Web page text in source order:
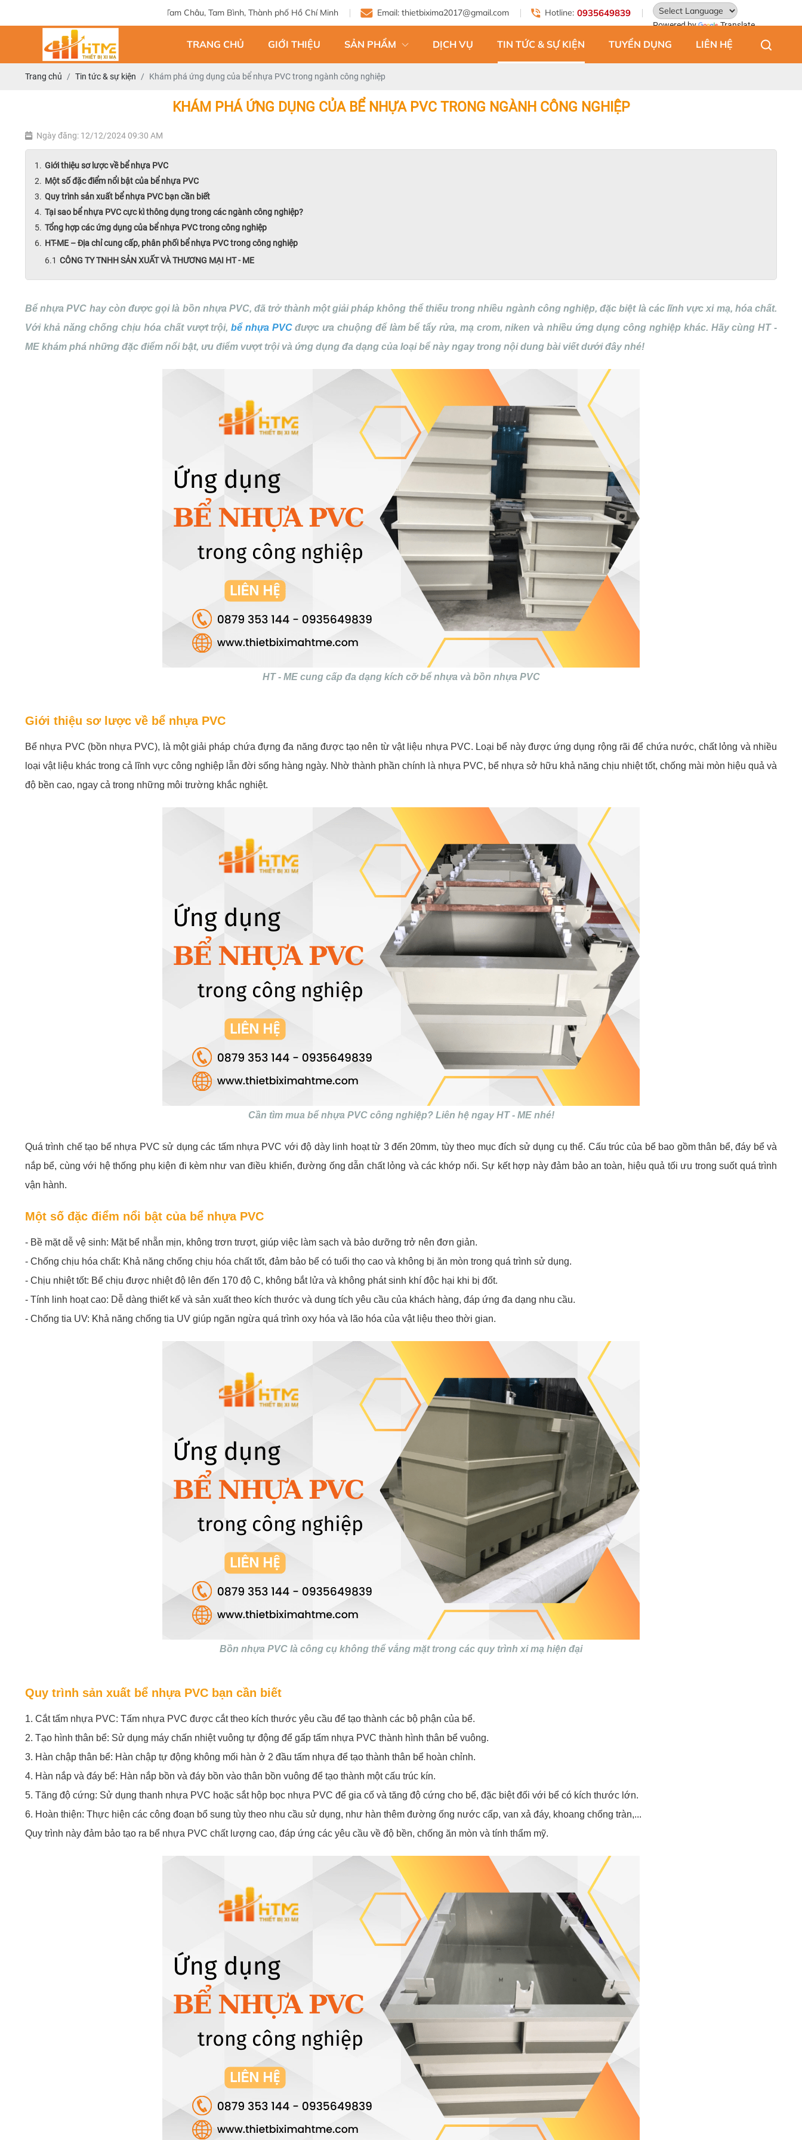
Địa chỉ: 124 Tam Châu, Tam Bình, Thành phố Hồ Chí Minh Email: thietbixima2017@gmail.com Hotline: 0935649839
Powered by Translate
TRANG CHỦ GIỚI THIỆU SẢN PHẨM DỊCH VỤ TIN TỨC & SỰ KIỆN TUYỂN DỤNG LIÊN HỆ
Trang chủ Tin tức & sự kiện Khám phá ứng dụng của bể nhựa PVC trong ngành công nghiệp
KHÁM PHÁ ỨNG DỤNG CỦA BỂ NHỰA PVC TRONG NGÀNH CÔNG NGHIỆP
Ngày đăng: 12/12/2024 09:30 AM
Giới thiệu sơ lược về bể nhựa PVC
Một số đặc điểm nổi bật của bể nhựa PVC
Quy trình sản xuất bể nhựa PVC bạn cần biết
Tại sao bể nhựa PVC cực kì thông dụng trong các ngành công nghiệp?
Tổng hợp các ứng dụng của bể nhựa PVC trong công nghiệp
HT-ME – Địa chỉ cung cấp, phân phối bể nhựa PVC trong công nghiệp
CÔNG TY TNHH SẢN XUẤT VÀ THƯƠNG MẠI HT - ME
Bể nhựa PVC hay còn được gọi là bồn nhựa PVC, đã trở thành một giải pháp không thể thiếu trong nhiều ngành công nghiệp, đặc biệt là các lĩnh vực xi mạ, hóa chất.
Với khả năng chống chịu hóa chất vượt trội,bể nhựa PVCđược ưa chuộng để làm bể tẩy rửa, mạ crom, niken và nhiều ứng dụng công nghiệp khác. Hãy cùng HT -
ME khám phá những đặc điểm nổi bật, ưu điểm vượt trội và ứng dụng đa dạng của loại bể này ngay trong nội dung bài viết dưới đây nhé!
HT - ME cung cấp đa dạng kích cỡ bể nhựa và bồn nhựa PVC
Giới thiệu sơ lược về bể nhựa PVC
Bể nhựa PVC (bồn nhựa PVC), là một giải pháp chứa đựng đa năng được tạo nên từ vật liệu nhựa PVC. Loại bể này được ứng dụng rộng rãi để chứa nước, chất lỏng và nhiều
loại vật liệu khác trong cả lĩnh vực công nghiệp lẫn đời sống hàng ngày. Nhờ thành phần chính là nhựa PVC, bể nhựa sở hữu khả năng chịu nhiệt tốt, chống mài mòn hiệu quả và
độ bền cao, ngay cả trong những môi trường khắc nghiệt.
Cần tìm mua bể nhựa PVC công nghiệp? Liên hệ ngay HT - ME nhé!
Quá trình chế tạo bể nhựa PVC sử dụng các tấm nhựa PVC với độ dày linh hoạt từ 3 đến 20mm, tùy theo mục đích sử dụng cụ thể. Cấu trúc của bể bao gồm thân bể, đáy bể và
nắp bể, cùng với hệ thống phụ kiện đi kèm như van điều khiển, đường ống dẫn chất lỏng và các khớp nối. Sự kết hợp này đảm bảo an toàn, hiệu quả tối ưu trong suốt quá trình
vận hành.
Một số đặc điểm nổi bật của bể nhựa PVC
- Bề mặt dễ vệ sinh: Mặt bể nhẵn mịn, không trơn trượt, giúp việc làm sạch và bảo dưỡng trở nên đơn giản.
- Chống chịu hóa chất: Khả năng chống chịu hóa chất tốt, đảm bảo bể có tuổi thọ cao và không bị ăn mòn trong quá trình sử dụng.
- Chịu nhiệt tốt: Bể chịu được nhiệt độ lên đến 170 độ C, không bắt lửa và không phát sinh khí độc hại khi bị đốt.
- Tính linh hoạt cao: Dễ dàng thiết kế và sản xuất theo kích thước và dung tích yêu cầu của khách hàng, đáp ứng đa dạng nhu cầu.
- Chống tia UV: Khả năng chống tia UV giúp ngăn ngừa quá trình oxy hóa và lão hóa của vật liệu theo thời gian.
Bồn nhựa PVC là công cụ không thể vắng mặt trong các quy trình xi mạ hiện đại
Quy trình sản xuất bể nhựa PVC bạn cần biết
1. Cắt tấm nhựa PVC: Tấm nhựa PVC được cắt theo kích thước yêu cầu để tạo thành các bộ phận của bể.
2. Tạo hình thân bể: Sử dụng máy chấn nhiệt vuông tự động để gấp tấm nhựa PVC thành hình thân bể vuông.
3. Hàn chập thân bể: Hàn chập tự động không mối hàn ở 2 đầu tấm nhựa để tạo thành thân bể hoàn chỉnh.
4. Hàn nắp và đáy bể: Hàn nắp bồn và đáy bồn vào thân bồn vuông để tạo thành một cấu trúc kín.
5. Tăng độ cứng: Sử dụng thanh nhựa PVC hoặc sắt hộp bọc nhựa PVC để gia cố và tăng độ cứng cho bể, đặc biệt đối với bể có kích thước lớn.
6. Hoàn thiện: Thực hiện các công đoạn bổ sung tùy theo nhu cầu sử dụng, như hàn thêm đường ống nước cấp, van xả đáy, khoang chống tràn,...
Quy trình này đảm bảo tạo ra bể nhựa PVC chất lượng cao, đáp ứng các yêu cầu về độ bền, chống ăn mòn và tính thẩm mỹ.